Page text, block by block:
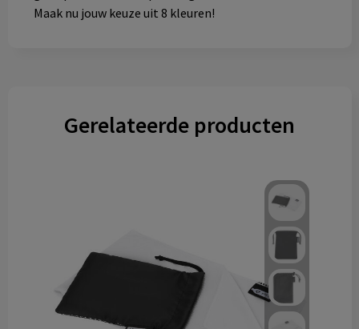
Maak nu jouw keuze uit 8 kleuren!
Gerelateerde producten